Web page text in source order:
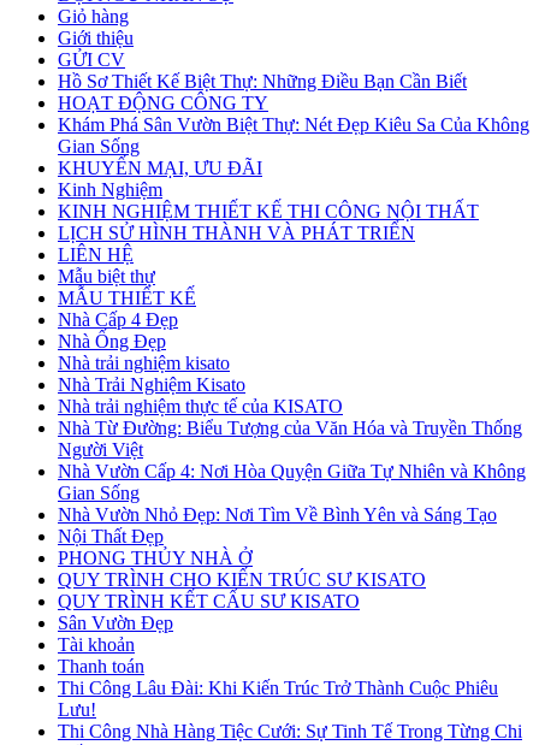
Giỏ hàng
Giới thiệu
GỬI CV
Hồ Sơ Thiết Kế Biệt Thự: Những Điều Bạn Cần Biết
HOẠT ĐỘNG CÔNG TY
Khám Phá Sân Vườn Biệt Thự: Nét Đẹp Kiêu Sa Của Không
Gian Sống
KHUYẾN MẠI, ƯU ĐÃI
Kinh Nghiệm
KINH NGHIỆM THIẾT KẾ THI CÔNG NỘI THẤT
LỊCH SỬ HÌNH THÀNH VÀ PHÁT TRIỂN
LIÊN HỆ
Mẫu biệt thự
MẪU THIẾT KẾ
Nhà Cấp 4 Đẹp
Nhà Ống Đẹp
Nhà trải nghiệm kisato
Nhà Trải Nghiệm Kisato
Nhà trải nghiệm thực tế của KISATO
Nhà Từ Đường: Biểu Tượng của Văn Hóa và Truyền Thống
Người Việt
Nhà Vườn Cấp 4: Nơi Hòa Quyện Giữa Tự Nhiên và Không
Gian Sống
Nhà Vườn Nhỏ Đẹp: Nơi Tìm Về Bình Yên và Sáng Tạo
Nội Thất Đẹp
PHONG THỦY NHÀ Ở
QUY TRÌNH CHO KIẾN TRÚC SƯ KISATO
QUY TRÌNH KẾT CẤU SƯ KISATO
Sân Vườn Đẹp
Tài khoản
Thanh toán
Thi Công Lâu Đài: Khi Kiến Trúc Trở Thành Cuộc Phiêu
Lưu!
Thi Công Nhà Hàng Tiệc Cưới: Sự Tinh Tế Trong Từng Chi